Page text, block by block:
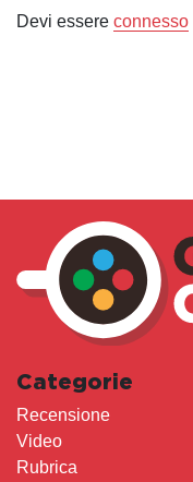
Devi essere connesso
Categorie
Recensione
Video
Rubrica